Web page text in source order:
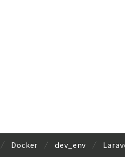
Docker dev_env